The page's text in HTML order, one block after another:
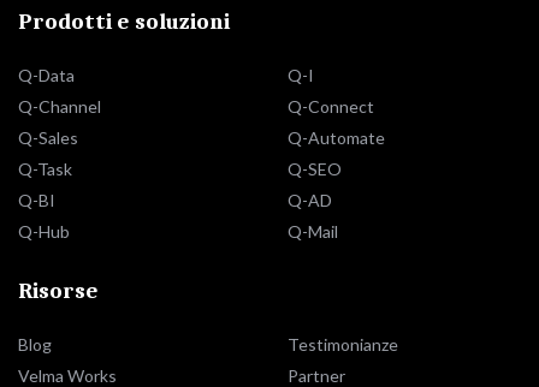
Prodotti e soluzioni
Q-Data
Q-Channel
Q-Sales
Q-Task
Q-BI
Q-Hub
Q-I
Q-Connect
Q-Automate
Q-SEO
Q-AD
Q-Mail
Risorse
Blog
Velma Works
Testimonianze
Partner